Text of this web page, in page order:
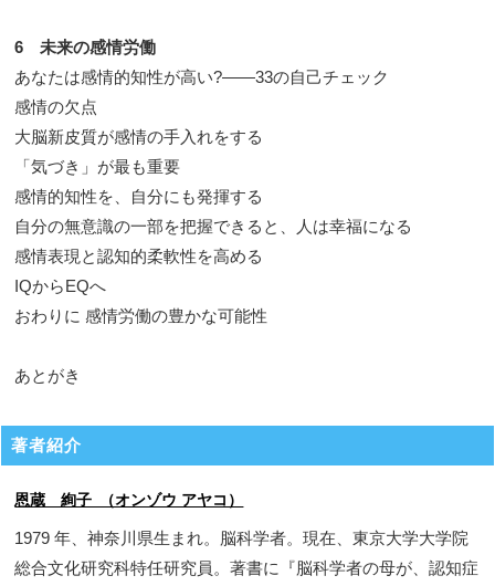
6 未来の感情労働
あなたは感情的知性が高い?――33の自己チェック
感情の欠点
大脳新皮質が感情の手入れをする
「気づき」が最も重要
感情的知性を、自分にも発揮する
自分の無意識の一部を把握できると、人は幸福になる
感情表現と認知的柔軟性を高める
IQからEQへ
おわりに 感情労働の豊かな可能性
あとがき
著者紹介
恩蔵 絢子 （オンゾウ アヤコ）
1979 年、神奈川県生まれ。脳科学者。現在、東京大学大学院
総合文化研究科特任研究員。著書に『脳科学者の母が、認知症